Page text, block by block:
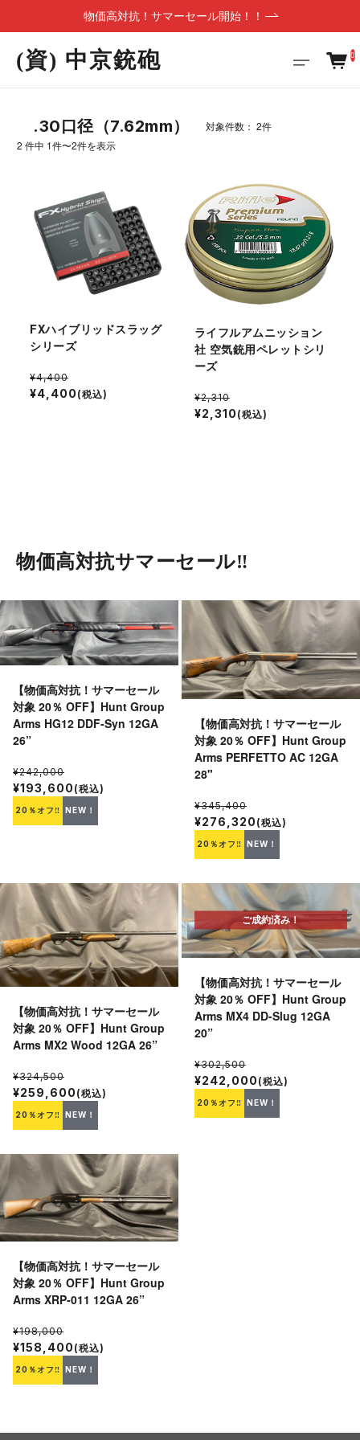
物価高対抗！サマーセール開始！！
(資) 中京銃砲 0
.30口径（7.62mm）
対象件数： 2件
2 件中 1件〜2件を表示
FXハイブリッドスラッグ
シリーズ
¥4,400
¥4,400 (税込)
ライフルアムニッション
社 空気銃用ペレットシリ
ーズ
¥2,310
¥2,310 (税込)
物価高対抗サマーセール‼︎
【物価高対抗！サマーセール
対象 20％ OFF】Hunt Group
Arms HG12 DDF-Syn 12GA
26”
¥242,000
¥193,600 (税込)
20％オフ‼ NEW！
【物価高対抗！サマーセール
対象 20％ OFF】Hunt Group
Arms PERFETTO AC 12GA
28"
¥345,400
¥276,320 (税込)
20％オフ‼ NEW！
【物価高対抗！サマーセール
対象 20％ OFF】Hunt Group
Arms MX2 Wood 12GA 26”
¥324,500
¥259,600 (税込)
20％オフ‼ NEW！
ご成約済み！
【物価高対抗！サマーセール
対象 20％ OFF】Hunt Group
Arms MX4 DD-Slug 12GA
20”
¥302,500
¥242,000 (税込)
20％オフ‼ NEW！
【物価高対抗！サマーセール
対象 20％ OFF】Hunt Group
Arms XRP-011 12GA 26”
¥198,000
¥158,400 (税込)
20％オフ‼ NEW！